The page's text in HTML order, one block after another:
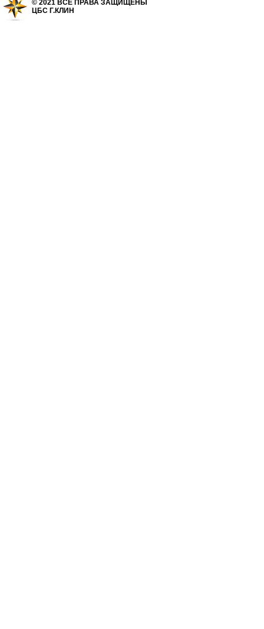
© 2021 ВСЕ ПРАВА ЗАЩИЩЕНЫ
ЦБС Г.КЛИН